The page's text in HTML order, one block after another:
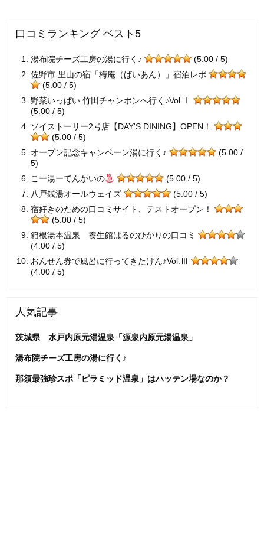
口コミランキング ベスト5
湯布院チーズ工房の湯に行く♪
(5.00 / 5)
佐野市 里山の宿「梅庵（ばいあん）」宿泊レポ
(5.00 / 5)
野菜いっぱい 竹田チャンポンへ行く♪Vol.Ⅰ
(5.00 / 5)
ソイストーリー2号店【DAY'S DINING】OPEN！
(5.00 / 5)
オープン記念キャンペーン湯に行く♪
(5.00 /
5)
こー湯ーてんかいの
(5.00 / 5)
八戸銭湯オールウェイズ
(5.00 / 5)
宿好きのための口コミサイト、テストオープン！
(5.00 / 5)
箱根湯本温泉 養生館はるのひかりの口コミ
(4.00 / 5)
おんせん券で風呂に行ってきたけん♪Vol.Ⅲ
(4.00 / 5)
人気記事
茨城県 水戸内原元湯温泉「源泉内原元湯温泉」
湯布院チーズ工房の湯に行く♪
那須最強珍スポ「ピラミッド温泉」はハッテン場なのか？